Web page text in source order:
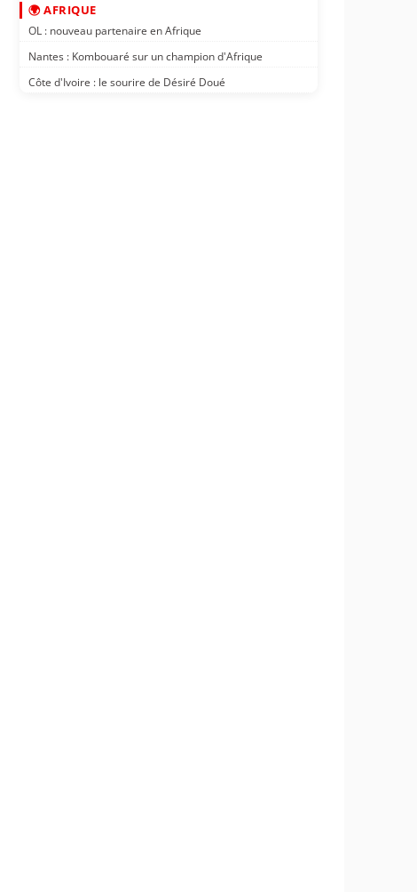
🌍 AFRIQUE
OL : nouveau partenaire en Afrique
Nantes : Kombouaré sur un champion d'Afrique
Côte d'Ivoire : le sourire de Désiré Doué